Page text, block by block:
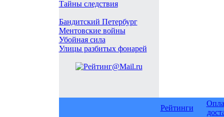
Тайны следствия
Бандитский Петербург
Ментовские войны
Убойная сила
Улицы разбитых фонарей
Рейтинги